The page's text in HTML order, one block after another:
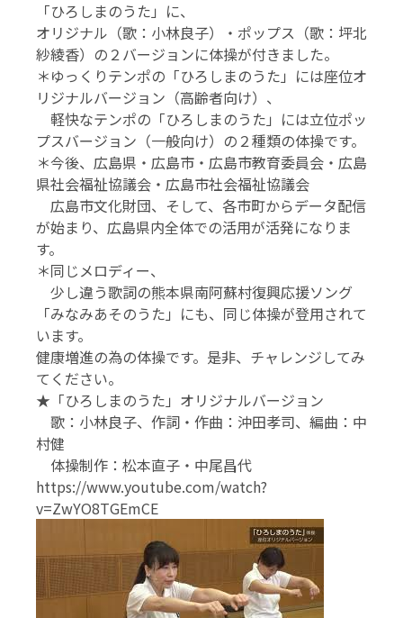
「ひろしまのうた」に、
オリジナル（歌：小林良子）・ポップス（歌：坪北
紗綾香）の２バージョンに体操が付きました。
＊ゆっくりテンポの「ひろしまのうた」には座位オ
リジナルバージョン（高齢者向け）、
軽快なテンポの「ひろしまのうた」には立位ポッ
プスバージョン（一般向け）の２種類の体操です。
＊今後、広島県・広島市・広島市教育委員会・広島
県社会福祉協議会・広島市社会福祉協議会
広島市文化財団、そして、各市町からデータ配信
が始まり、広島県内全体での活用が活発になりま
す。
＊同じメロディー、
少し違う歌詞の熊本県南阿蘇村復興応援ソング
「みなみあそのうた」にも、同じ体操が登用されて
います。
健康増進の為の体操です。是非、チャレンジしてみ
てください。
★「ひろしまのうた」オリジナルバージョン
歌：小林良子、作詞・作曲：沖田孝司、編曲：中
村健
体操制作：松本直子・中尾昌代
https://www.youtube.com/watch?
v=ZwYO8TGEmCE